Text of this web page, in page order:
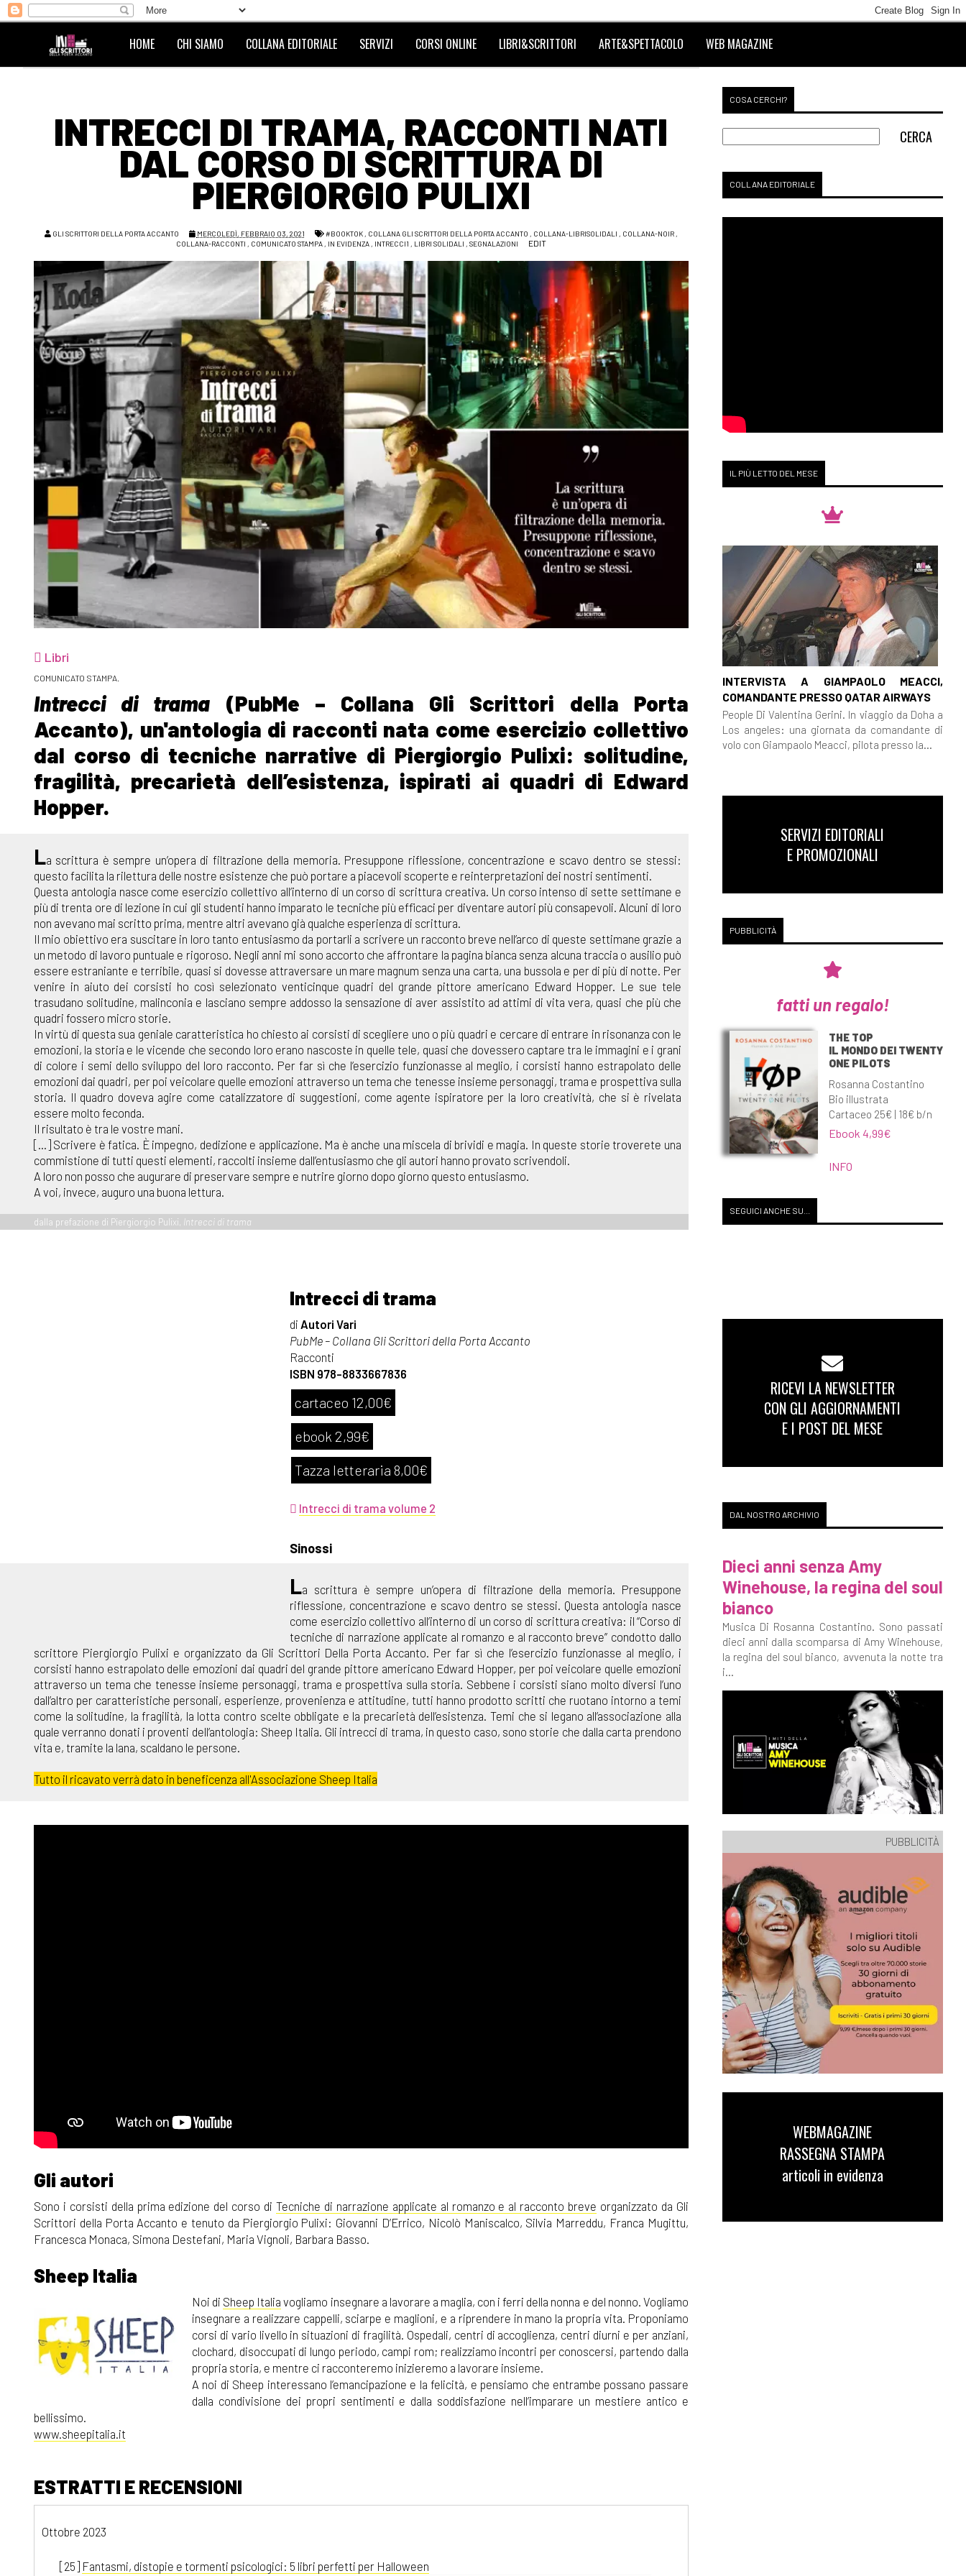
HOME CHI SIAMO COLLANA EDITORIALE SERVIZI CORSI ONLINE LIBRI&SCRITTORI ARTE&SPETTACOLO WEB MAGAZINE
INTRECCI DI TRAMA, RACCONTI NATI
DAL CORSO DI SCRITTURA DI
PIERGIORGIO PULIXI
GLI SCRITTORI DELLA PORTA ACCANTO MERCOLEDÌ, FEBBRAIO 03, 2021 #BOOKTOK, COLLANA GLI SCRITTORI DELLA PORTA ACCANTO , COLLANA-LIBRISOLIDALI , COLLANA-NOIR,
COLLANA-RACCONTI , COMUNICATO STAMPA, IN EVIDENZA, INTRECCI1 , LIBRI SOLIDALI , SEGNALAZIONI EDIT
Libri
COMUNICATO STAMPA.
Intrecci di trama (PubMe – Collana Gli Scrittori della Porta
Accanto), un'antologia di racconti nata come esercizio collettivo
dal corso di tecniche narrative di Piergiorgio Pulixi: solitudine,
fragilità, precarietà dell’esistenza, ispirati ai quadri di Edward
Hopper.
La scrittura è sempre un’opera di filtrazione della memoria. Presuppone riflessione, concentrazione e scavo dentro se stessi:
questo facilita la rilettura delle nostre esistenze che può portare a piacevoli scoperte e reinterpretazioni dei nostri sentimenti.
Questa antologia nasce come esercizio collettivo all’interno di un corso di scrittura creativa. Un corso intenso di sette settimane e
più di trenta ore di lezione in cui gli studenti hanno imparato le tecniche più efficaci per diventare autori più consapevoli. Alcuni di loro
non avevano mai scritto prima, mentre altri avevano già qualche esperienza di scrittura.
Il mio obiettivo era suscitare in loro tanto entusiasmo da portarli a scrivere un racconto breve nell’arco di queste settimane grazie a
un metodo di lavoro puntuale e rigoroso. Negli anni mi sono accorto che affrontare la pagina bianca senza alcuna traccia o ausilio può
essere estraniante e terribile, quasi si dovesse attraversare un mare magnum senza una carta, una bussola e per di più di notte. Per
venire in aiuto dei corsisti ho così selezionato venticinque quadri del grande pittore americano Edward Hopper. Le sue tele
trasudano solitudine, malinconia e lasciano sempre addosso la sensazione di aver assistito ad attimi di vita vera, quasi che più che
quadri fossero micro storie.
In virtù di questa sua geniale caratteristica ho chiesto ai corsisti di scegliere uno o più quadri e cercare di entrare in risonanza con le
emozioni, la storia e le vicende che secondo loro erano nascoste in quelle tele, quasi che dovessero captare tra le immagini e i grani
di colore i semi dello sviluppo del loro racconto. Per far sì che l’esercizio funzionasse al meglio, i corsisti hanno estrapolato delle
emozioni dai quadri, per poi veicolare quelle emozioni attraverso un tema che tenesse insieme personaggi, trama e prospettiva sulla
storia. Il quadro doveva agire come catalizzatore di suggestioni, come agente ispiratore per la loro creatività, che si è rivelata
essere molto feconda.
Il risultato è tra le vostre mani.
[...] Scrivere è fatica. È impegno, dedizione e applicazione. Ma è anche una miscela di brividi e magia. In queste storie troverete una
commistione di tutti questi elementi, raccolti insieme dall’entusiasmo che gli autori hanno provato scrivendoli.
A loro non posso che augurare di preservare sempre e nutrire giorno dopo giorno questo entusiasmo.
A voi, invece, auguro una buona lettura.
dalla prefazione di Piergiorgio Pulixi, Intrecci di trama
Intrecci di trama
di Autori Vari
PubMe – Collana Gli Scrittori della Porta Accanto
Racconti
ISBN 978-8833667836
cartaceo 12,00€
ebook 2,99€
Tazza letteraria 8,00€
Intrecci di trama volume 2
Sinossi
La scrittura è sempre un’opera di filtrazione della memoria. Presuppone
riflessione, concentrazione e scavo dentro se stessi. Questa antologia nasce
come esercizio collettivo all’interno di un corso di scrittura creativa: il “Corso di
tecniche di narrazione applicate al romanzo e al racconto breve” condotto dallo
scrittore Piergiorgio Pulixi e organizzato da Gli Scrittori Della Porta Accanto. Per far sì che l’esercizio funzionasse al meglio, i
corsisti hanno estrapolato delle emozioni dai quadri del grande pittore americano Edward Hopper, per poi veicolare quelle emozioni
attraverso un tema che tenesse insieme personaggi, trama e prospettiva sulla storia. Sebbene i corsisti siano molto diversi l’uno
dall’altro per caratteristiche personali, esperienze, provenienza e attitudine, tutti hanno prodotto scritti che ruotano intorno a temi
come la solitudine, la fragilità, la lotta contro scelte obbligate e la precarietà dell’esistenza. Temi che si legano all’associazione alla
quale verranno donati i proventi dell’antologia: Sheep Italia. Gli intrecci di trama, in questo caso, sono storie che dalla carta prendono
vita e, tramite la lana, scaldano le persone.
Tutto il ricavato verrà dato in beneficenza all'Associazione Sheep Italia
Gli autori
Sono i corsisti della prima edizione del corso diTecniche di narrazione applicate al romanzo e al racconto breve organizzato da Gli
Scrittori della Porta Accanto e tenuto da Piergiorgio Pulixi: Giovanni D’Errico, Nicolò Maniscalco, Silvia Marreddu, Franca Mugittu,
Francesca Monaca, Simona Destefani, Maria Vignoli, Barbara Basso.
Sheep Italia
Noi di Sheep Italia vogliamo insegnare a lavorare a maglia, con i ferri della nonna e del nonno. Vogliamo
insegnare a realizzare cappelli, sciarpe e maglioni, e a riprendere in mano la propria vita. Proponiamo
corsi di vario livello in situazioni di fragilità. Ospedali, centri di accoglienza, centri diurni e per anziani,
clochard, disoccupati di lungo periodo, campi rom; realizziamo incontri per conoscersi, partendo dalla
propria storia, e mentre ci racconteremo inizieremo a lavorare insieme.
A noi di Sheep interessano l’emancipazione e la felicità, e pensiamo che entrambe possano passare
dalla condivisione dei propri sentimenti e dalla soddisfazione nell’imparare un mestiere antico e
bellissimo.
www.sheepitalia.it
ESTRATTI E RECENSIONI
Ottobre 2023
[25] Fantasmi, distopie e tormenti psicologici: 5 libri perfetti per Halloween
COSA CERCHI?
COLLANA EDITORIALE
IL PIÙ LETTO DEL MESE
INTERVISTA A GIAMPAOLO MEACCI,
COMANDANTE PRESSO QATAR AIRWAYS
People Di Valentina Gerini. In viaggio da Doha a
Los angeles: una giornata da comandante di
volo con Giampaolo Meacci, pilota presso la...
SERVIZI EDITORIALI
E PROMOZIONALI
PUBBLICITÀ
fatti un regalo!
THE TOP
IL MONDO DEI TWENTY
ONE PILOTS
Rosanna Costantino
Bio illustrata
Cartaceo 25€ | 18€ b/n
Ebook 4,99€
INFO
SEGUICI ANCHE SU...
RICEVI LA NEWSLETTER
CON GLI AGGIORNAMENTI
E I POST DEL MESE
DAL NOSTRO ARCHIVIO
Dieci anni senza Amy
Winehouse, la regina del soul
bianco
Musica Di Rosanna Costantino. Sono passati
dieci anni dalla scomparsa di Amy Winehouse,
la regina del soul bianco, avvenuta la notte tra
i...
PUBBLICITÀ
WEBMAGAZINE
RASSEGNA STAMPA
articoli in evidenza